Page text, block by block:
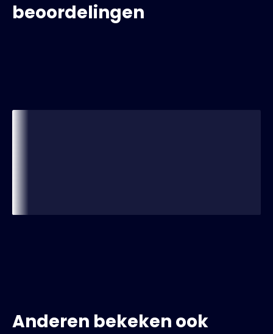
beoordelingen
Anderen bekeken ook